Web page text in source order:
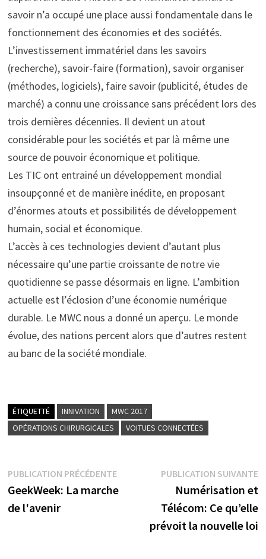
savoir n’a occupé une place aussi fondamentale dans le
fonctionnement des économies et des sociétés.
L’investissement immatériel dans les savoirs
(recherche), savoir-faire (formation), savoir organiser
(méthodes, logiciels), faire savoir (publicité, études de
marché) a connu une croissance sans précédent lors des
trois dernières décennies. Il devient un atout
considérable pour les sociétés et par là même une
source de pouvoir économique et politique.
Les TIC ont entrainé un développement mondial
insoupçonné et de manière inédite, en proposant
d’énormes atouts et possibilités de développement
humain, social et économique.
L’accès à ces technologies devient d’autant plus
nécessaire qu’une partie croissante de notre vie
quotidienne se passe désormais en ligne. L’ambition
actuelle est l’éclosion d’une économie numérique
durable. Le MWC nous a donné un aperçu. Le monde
évolue, des nations percent alors que d’autres restent
au banc de la société mondiale.
ÉTIQUETTÉ INNIVATION
MWC 2017
OPÉRATIONS CHIRURGICALES
VOITUES CONNECTÉES
Navigation
de
PUBLICATION PRÉCÉDENTEPublication
précédente :
GeekWeek: La marche
de l'avenir
PUBLICATION SUIVANTE
Numérisation et
Télécom: Ce qu’elle
prévoit la nouvelle loi